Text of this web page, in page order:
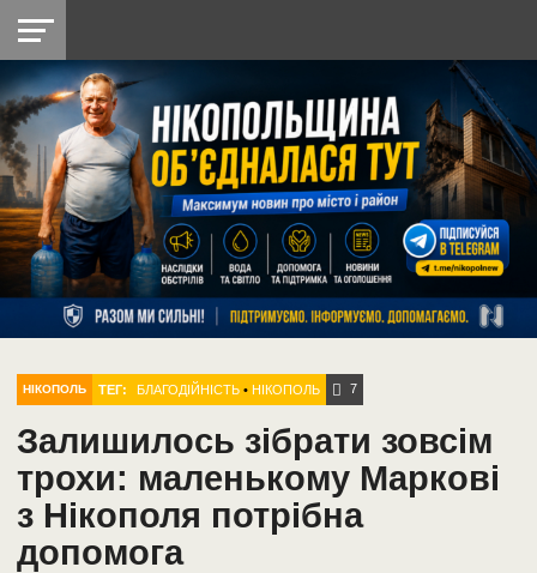
НІКОПОЛЬ
РАЙОН
СІЧЕСЛАВСЬКА
УКРАЇНА
РЕТРО
НІКОПОЛЬ
ЛАЙТ
УКРАЇНА
ДОПОМОГА
РАДІО
НІКОПОЛЬ ТЕГ: БЛАГОДІЙНІСТЬ •НІКОПОЛЬ 7
Залишилось зібрати зовсім
трохи: маленькому Маркові
з Нікополя потрібна
допомога